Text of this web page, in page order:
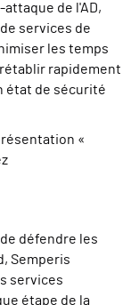
de l'AD,
services de
les temps
rapidement
état de sécurité
«
défendre les
Semperis
services
étape de la